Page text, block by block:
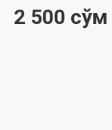
2 500 сўм